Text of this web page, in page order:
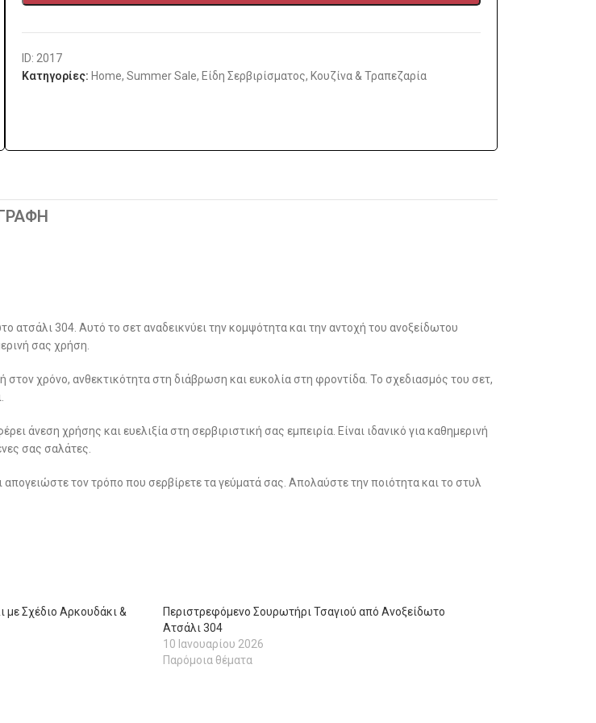
ID: 2017
Κατηγορίες: Home, Summer Sale, Είδη Σερβιρίσματος, Κουζίνα & Τραπεζαρία
304. Αυτό το σετ αναδεικνύει την κομψότητα και την αντοχή του ανοξείδωτου
σας χρήση.
χρόνο, ανθεκτικότητα στη διάβρωση και ευκολία στη φροντίδα. Το σχεδιασμός του σετ,
χρήσης και ευελιξία στη σερβιριστική σας εμπειρία. Είναι ιδανικό για καθημερινή
σας σαλάτες.
τον τρόπο που σερβίρετε τα γεύματά σας. Απολαύστε την ποιότητα και το στυλ
Σχέδιο Αρκουδάκι &
Περιστρεφόμενο Σουρωτήρι Τσαγιού από Ανοξείδωτο
Ατσάλι 304
10 Ιανουαρίου 2026
Παρόμοια θέματα